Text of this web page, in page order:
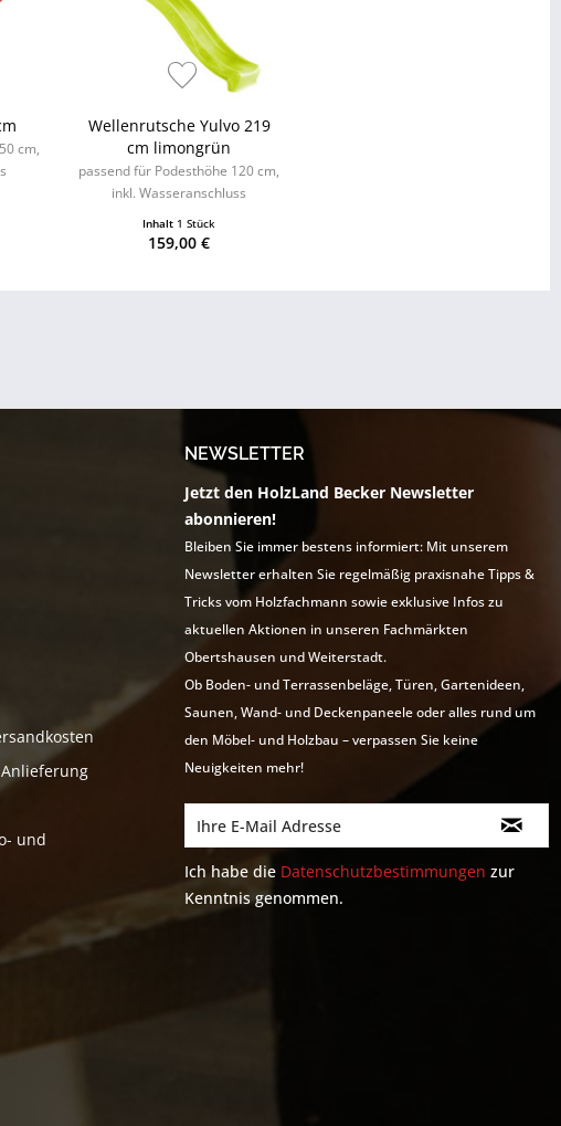
cm,
Wellenrutsche Yulvo 219
cm limongrün
passend für Podesthöhe 120 cm,
inkl. Wasseranschluss
Inhalt 1 Stück
159,00 €
und
NEWSLETTER
Jetzt den HolzLand Becker Newsletter
abonnieren!
Bleiben Sie immer bestens informiert: Mit unserem
Newsletter erhalten Sie regelmäßig praxisnahe Tipps &
Tricks vom Holzfachmann sowie exklusive Infos zu
aktuellen Aktionen in unseren Fachmärkten
Obertshausen und Weiterstadt.
Ob Boden- und Terrassenbeläge, Türen, Gartenideen,
Saunen, Wand- und Deckenpaneele oder alles rund um
den Möbel- und Holzbau – verpassen Sie keine
Neuigkeiten mehr!
Ich habe die Datenschutzbestimmungen zur
Kenntnis genommen.